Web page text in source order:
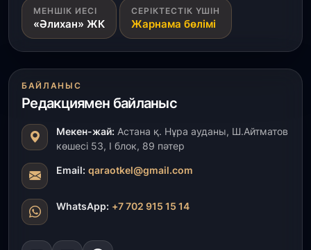
ҚР Президенті Орталық Азия елдеріне
ұзақмерзімді ынтымақтастық жоспарын әзірлеуді
ұсынды
«Ауыл аманаты»: Түркістанда 30,2 млрд теңгеге
4 223 жоба қаржыландырылды
31 шілде, 2026
Президент тапсырмасы орындалды: Шардара
толық ауыз сумен қамтылды
30 шілде, 2026
Түркістанда «Арыс-2» және Темір ауылының
МЕНШІК ИЕСІ
«Әлихан» ЖК
СЕРІКТЕСТІК ҮШІН
Жарнама бөлімі
БАЙЛАНЫС
Редакциямен байланыс
Мекен-жай: Астана қ. Нұра ауданы, Ш.Айтматов
көшесі 53, І блок, 89 пәтер
Email: qaraotkel@gmail.com
WhatsApp: +7 702 915 15 14